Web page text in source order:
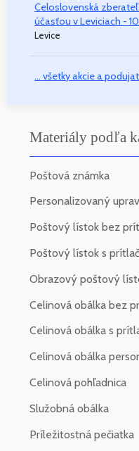
Celoslovenská
účasťou v Leviciach -
Levice
... všetky akcie a
Materiály podľa
Poštová známka
Personalizovaný
Poštový lístok bez
Poštový lístok s
Obrazový poštový
Celinová obálka bez
Celinová obálka s
Celinová obálka
Celinová pohľadnica
Služobná obálka
Príležitostná pečiatka